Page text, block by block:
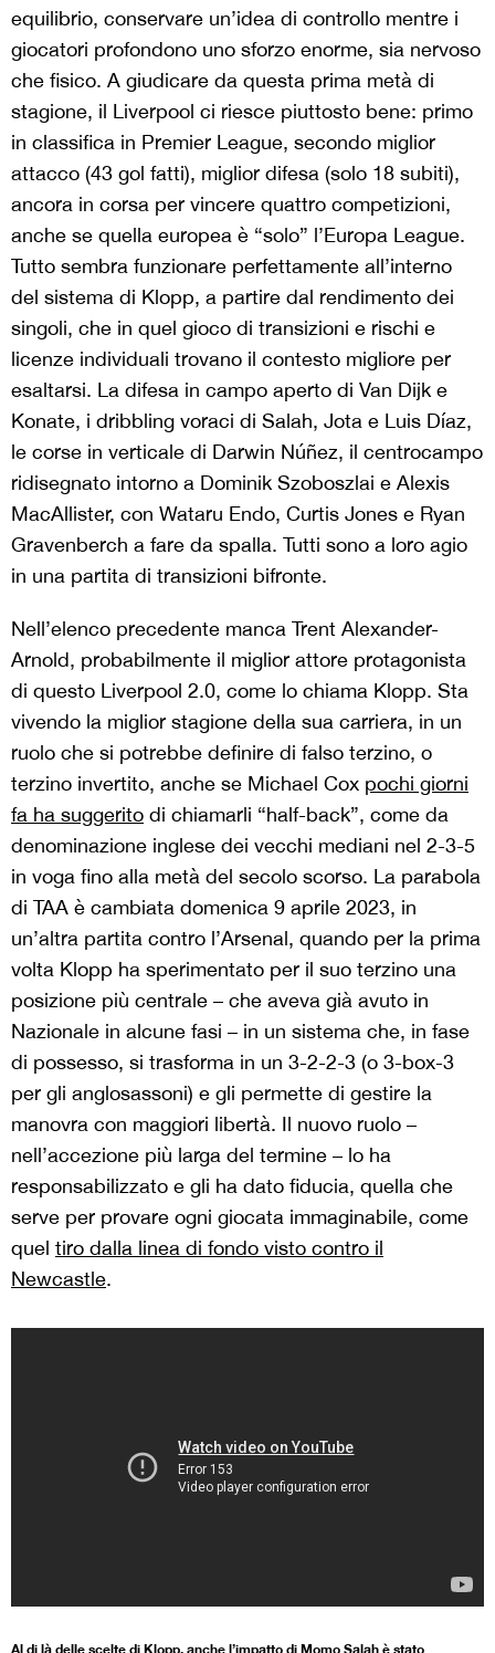
equilibrio, conservare un’idea di controllo mentre i
giocatori profondono uno sforzo enorme, sia nervoso
che fisico. A giudicare da questa prima metà di
stagione, il Liverpool ci riesce piuttosto bene: primo
in classifica in Premier League, secondo miglior
attacco (43 gol fatti), miglior difesa (solo 18 subiti),
ancora in corsa per vincere quattro competizioni,
anche se quella europea è “solo” l’Europa League.
Tutto sembra funzionare perfettamente all’interno
del sistema di Klopp, a partire dal rendimento dei
singoli, che in quel gioco di transizioni e rischi e
licenze individuali trovano il contesto migliore per
esaltarsi. La difesa in campo aperto di Van Dijk e
Konate, i dribbling voraci di Salah, Jota e Luis Díaz,
le corse in verticale di Darwin Núñez, il centrocampo
ridisegnato intorno a Dominik Szoboszlai e Alexis
MacAllister, con Wataru Endo, Curtis Jones e Ryan
Gravenberch a fare da spalla. Tutti sono a loro agio
in una partita di transizioni bifronte.
Nell’elenco precedente manca Trent Alexander-
Arnold, probabilmente il miglior attore protagonista
di questo Liverpool 2.0, come lo chiama Klopp. Sta
vivendo la miglior stagione della sua carriera, in un
ruolo che si potrebbe definire di falso terzino, o
terzino invertito, anche se Michael Cox pochi giorni
fa ha suggerito di chiamarli “half-back”, come da
denominazione inglese dei vecchi mediani nel 2-3-5
in voga fino alla metà del secolo scorso. La parabola
di TAA è cambiata domenica 9 aprile 2023, in
un’altra partita contro l’Arsenal, quando per la prima
volta Klopp ha sperimentato per il suo terzino una
posizione più centrale – che aveva già avuto in
Nazionale in alcune fasi – in un sistema che, in fase
di possesso, si trasforma in un 3-2-2-3 (o 3-box-3
per gli anglosassoni) e gli permette di gestire la
manovra con maggiori libertà. Il nuovo ruolo –
nell’accezione più larga del termine – lo ha
responsabilizzato e gli ha dato fiducia, quella che
serve per provare ogni giocata immaginabile, come
quel tiro dalla linea di fondo visto contro il
Newcastle.
Al di là delle scelte di Klopp, anche l’impatto di Momo Salah è stato